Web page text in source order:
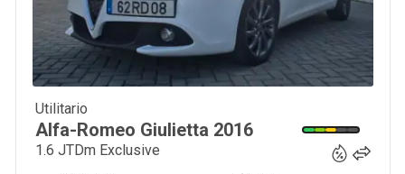
Utilitario
Alfa-Romeo Giulietta 2016
1.6 JTDm Exclusive